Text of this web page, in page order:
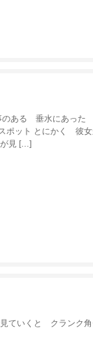
ある 垂水にあった
ポット とにかく 彼
見 […]
いくと クランク角